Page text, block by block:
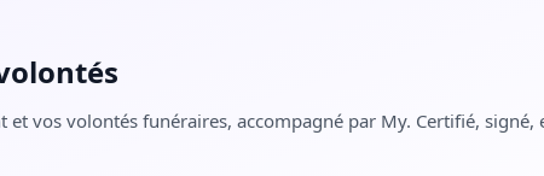
et vos volontés funéraires, accompagné par My. Certifié, signé,